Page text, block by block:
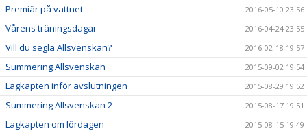
Premiär på vattnet 2016-05-10 23:56
Vårens träningsdagar 2016-04-24 23:55
Vill du segla Allsvenskan? 2016-02-18 19:57
Summering Allsvenskan 2015-09-02 19:54
Lagkapten inför avslutningen 2015-08-29 19:52
Summering Allsvenskan 2 2015-08-17 19:51
Lagkapten om lördagen 2015-08-15 19:49